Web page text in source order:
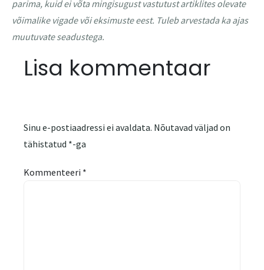
parima, kuid ei võta mingisugust vastutust artiklites olevate
võimalike vigade või eksimuste eest. Tuleb arvestada ka ajas
muutuvate seadustega.
Lisa kommentaar
Sinu e-postiaadressi ei avaldata. Nõutavad väljad on
tähistatud *-ga
Kommenteeri *